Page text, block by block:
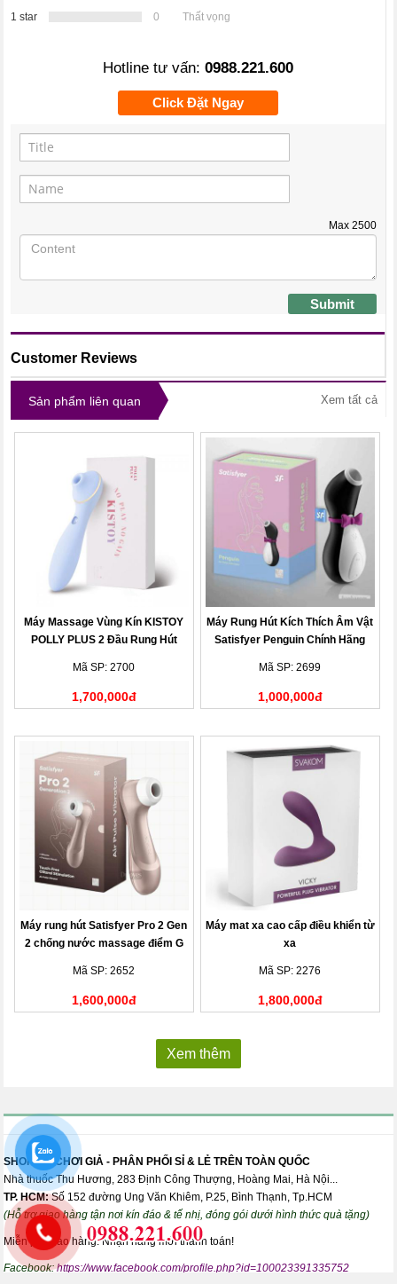
1 star
0 Thất vọng
Hotline tư vấn: 0988.221.600
Click Đặt Ngay
Max 2500
Submit
Customer Reviews
Sản phẩm liên quan Xem tất cả
Máy Massage Vùng Kín KISTOY
POLLY PLUS 2 Đầu Rung Hút
Mã SP: 2700
1,700,000đ
Máy Rung Hút Kích Thích Âm Vật
Satisfyer Penguin Chính Hãng
Mã SP: 2699
1,000,000đ
Máy rung hút Satisfyer Pro 2 Gen
2 chống nước massage điểm G
Mã SP: 2652
1,600,000đ
Máy mat xa cao cấp điều khiển từ
xa
Mã SP: 2276
1,800,000đ
Xem thêm
SHOP ĐỒ CHƠI GIẢ - PHÂN PHỐI SỈ & LẺ TRÊN TOÀN QUỐC
Nhà thuốc Thu Hương, 283 Định Công Thượng, Hoàng Mai, Hà Nội...
TP. HCM:Số 152 đường Ung Văn Khiêm, P.25, Bình Thạnh, Tp.HCM
(Hỗ trợ giao hàng tận nơi kín đáo & tế nhị, đóng gói dưới hình thức quà tặng)
Miễn phí giao hàng. Nhận hàng mới thanh toán!
Facebook:https://www.facebook.com/profile.php?id=100023391335752